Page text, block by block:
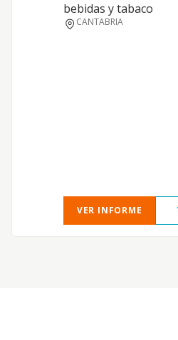
bebidas y tabaco
CANTABRIA
VER INFORME